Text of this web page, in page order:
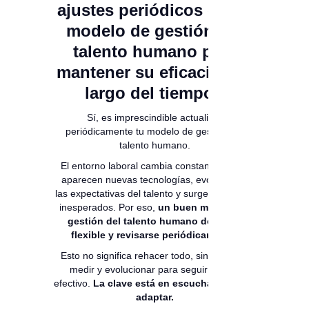
ajustes periódicos en un
modelo de gestión del
talento humano para
mantener su eficacia a lo
largo del tiempo?
Sí, es imprescindible actualizar
periódicamente tu modelo de gestión del
talento humano.
El entorno laboral cambia constantemente:
aparecen nuevas tecnologías, evolucionan
las expectativas del talento y surgen desafíos
inesperados. Por eso, un buen modelo de
gestión del talento humano debe ser
flexible y revisarse periódicamente
Esto no significa rehacer todo, sino ajustar,
medir y evolucionar para seguir siendo
efectivo. La clave está en escuchar, medir y
adaptar.